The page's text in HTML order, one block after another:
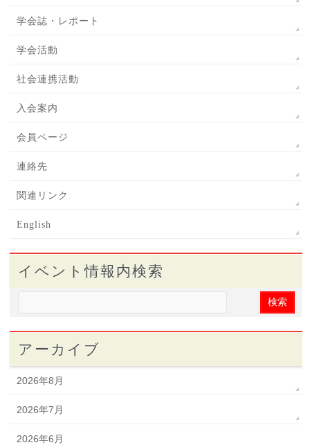
学会誌・レポート
学会活動
社会連携活動
入会案内
会員ページ
連絡先
関連リンク
English
イベント情報内検索
アーカイブ
2026年8月
2026年7月
2026年6月